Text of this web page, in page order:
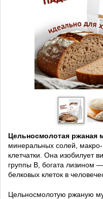
Цельносмолотая ржаная
минеральных солей,
клетчатки. Она изобилует
группы В, богата лизином
белковых клеток в
Цельносмолотую ржаную